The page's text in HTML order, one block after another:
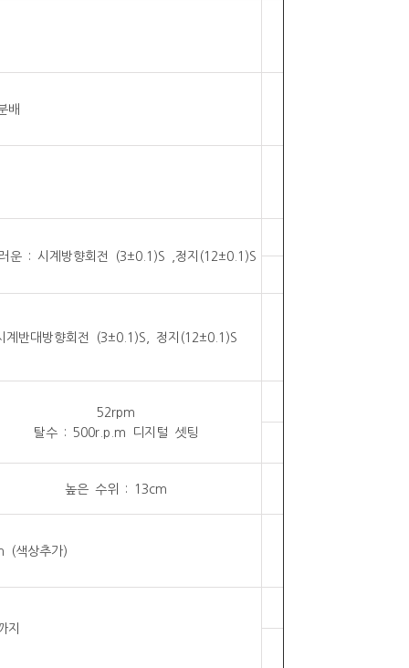
배
운 : 시계방향회전 (3±0.1)S ,정지(12±0.1)S
계반대방향회전 (3±0.1)S, 정지(12±0.1)S
52rpm
탈수 : 500r.p.m 디지털 셋팅
높은 수위 : 13cm
(색상추가)
지